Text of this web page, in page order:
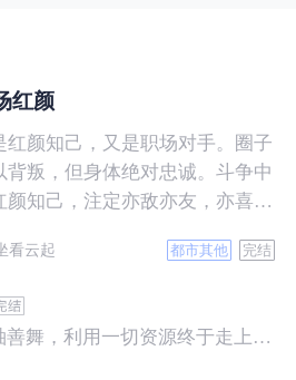
红颜
红颜知己，又是职场对手。圈子
背叛，但身体绝对忠诚。斗争中
颜知己，注定亦敌亦友，亦喜亦
看云起 都市其他 完结
一个农村小人物，长袖善舞，利用一切资源终于走上人生巅峰